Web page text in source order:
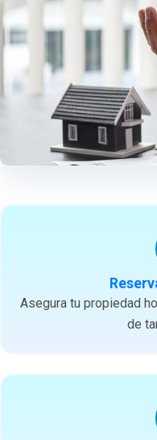
Asegura tu propiedad
de